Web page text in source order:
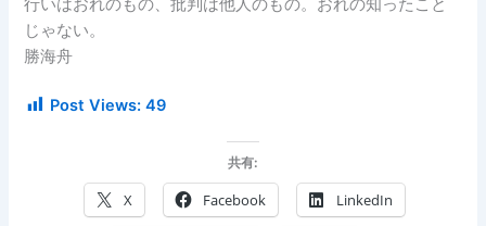
行いはおれのもの、批判は他人のもの。おれの知ったこと
じゃない。
勝海舟
Post Views: 49
共有:
X Facebook LinkedIn